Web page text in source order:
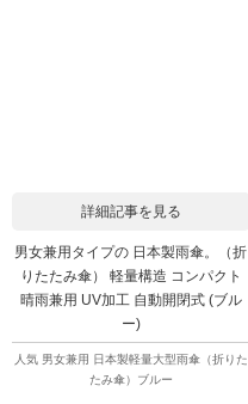
詳細記事を見る
男女兼用タイプの 日本製雨傘。（折
りたたみ傘） 軽量構造 コンパクト
晴雨兼用 UV加工 自動開閉式 (ブル
ー)
人気 男女兼用 日本製軽量大型雨傘（折りた
たみ傘）ブルー